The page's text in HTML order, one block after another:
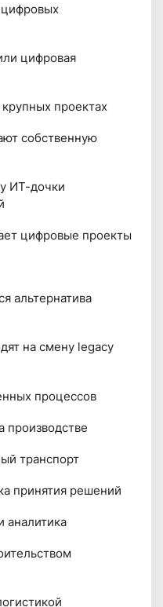
цифровых
цифровая
проектах
собственную
ИТ-дочки
цифровые проекты
альтернатива
на смену legacy
процессов
производстве
транспорт
принятия решений
аналитика